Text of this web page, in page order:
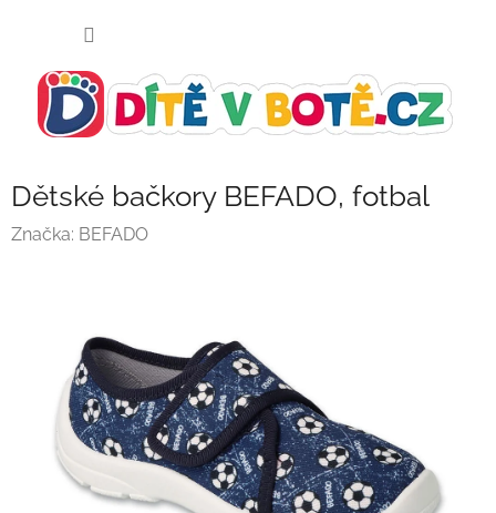
Dětské bačkory BEFADO, fotbal
Značka: BEFADO